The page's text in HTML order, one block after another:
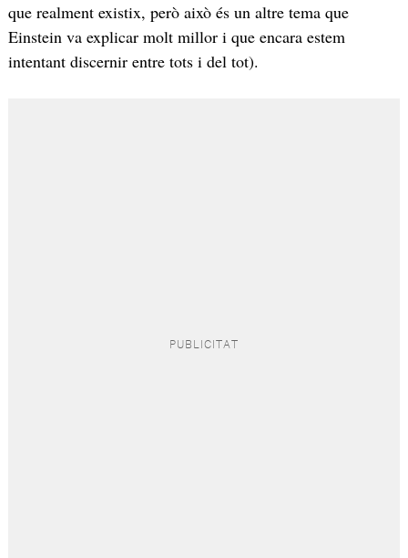
que realment existix, però això és un altre tema que
Einstein va explicar molt millor i que encara estem
intentant discernir entre tots i del tot).